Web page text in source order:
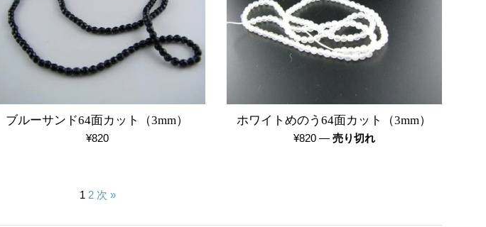
ブルーサンド64面カット（3mm）
通
格
¥820
ホワイトめのう64面カット（3mm）
通
¥820 — 売り切れ
1 2 次 »